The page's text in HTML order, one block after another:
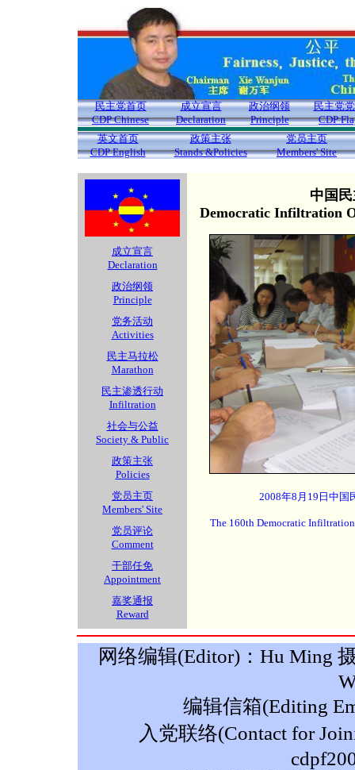
民主党首页
CDP Chinese
成立宣言
Declaration
政治纲领
Principle
民主党
CDP
英文首页
CDP English
政策主张
Stands &Policies
党员主页
Members' Site
成立宣言
Declaration
政治纲领
Principle
党务活动
Activities
民主马拉松
Marathon
民主渗透行动
Infiltration
社会与公益
Society & Public
政策主张
Policies
党员主页
Members' Site
党员评论
Comment
干部任免
Appointment
嘉奖通报
Reward
中国
Democratic Infiltration
2008年8月19日中国
The 160th Democratic
网络编辑(Editor)：Hu Ming
编辑信箱(Editing
入党联络(Contact for